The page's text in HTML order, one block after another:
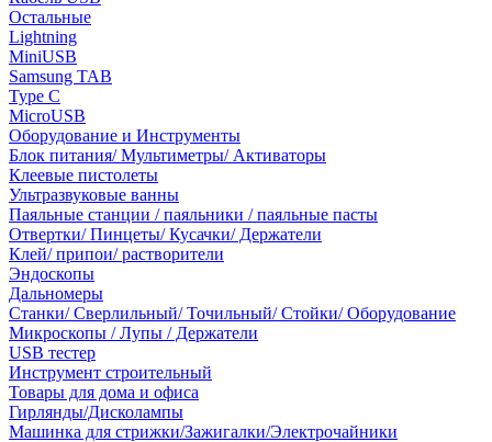
Остальные
Lightning
MiniUSB
Samsung TAB
Type C
MicroUSB
Оборудование и Инструменты
Блок питания/ Мультиметры/ Активаторы
Клеевые пистолеты
Ультразвуковые ванны
Паяльные станции / паяльники / паяльные пасты
Отвертки/ Пинцеты/ Кусачки/ Держатели
Клей/ припои/ растворители
Эндоскопы
Дальномеры
Станки/ Сверлильный/ Точильный/ Стойки/ Оборудование
Микроскопы / Лупы / Держатели
USB тестер
Инструмент строительный
Товары для дома и офиса
Гирлянды/Дисколампы
Машинка для стрижки/Зажигалки/Электрочайники